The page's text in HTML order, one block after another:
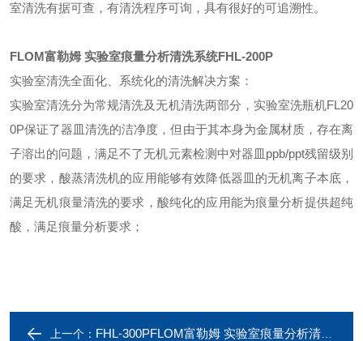
室清洗有据可查，有清洗程序可询，具有很好的可追溯性。
FLOM富勒姆 实验室痕量分析清洗系统FHL-200P
实验室清洗全面化、系统化的清洗解决方案：
实验室清洗分为常规清洗及无机清洗两部分，实验室洗瓶机FL20
0P保证了器皿清洗的洁净度，但由于其本身为金属材质，存在离
子溶出的问题，满足不了无机元素检测中对器皿ppb/ppt残留级别
的要求，酸蒸清洗机的应用能够有效降低器皿的无机离子本底，
满足无机痕量清洗的要求，酸纯化的应用能为痕量分析提供超纯
酸，满足痕量分析要求；
上一个： FHL-300PFLOM富勒姆 实验室痕量分析清洗系统